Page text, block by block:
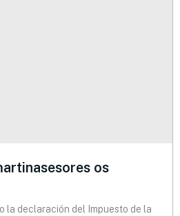
os
la declaración del Impuesto de la